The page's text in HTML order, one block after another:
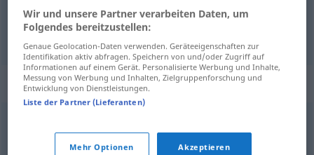
očica MascheStrumpf
Synonyme für "Masche"
Muster,Trick
Wir und unsere Partner verarbeiten Daten, um
Folgendes bereitzustellen:
Genaue Geolocation-Daten verwenden. Geräteeigenschaften zur
Identifikation aktiv abfragen. Speichern von und/oder Zugriff auf
Informationen auf einem Gerät. Personalisierte Werbung und Inhalte,
Messung von Werbung und Inhalten, Zielgruppenforschung und
Entwicklung von Dienstleistungen.
Liste der Partner (Lieferanten)
Mehr Optionen Akzeptieren